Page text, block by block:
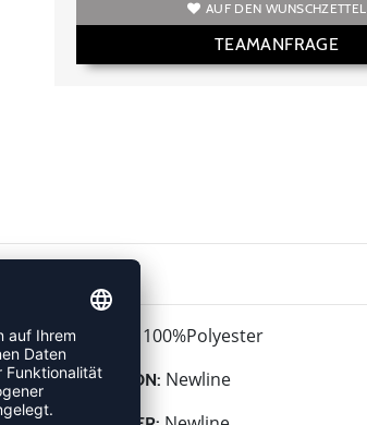
AUF DEN WUNSCHZETTEL
TEAMANFRAGE
MATERIAL: 100%Polyester
KOLLEKTION: Newline